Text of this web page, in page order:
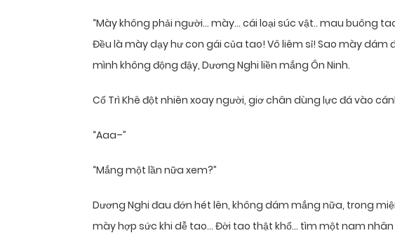
“Mày không phải người… mày… cái loại súc vật.. mau buông
Đều là mày dạy hư con gái của tao! Vô liêm sỉ! Sao mày dám
mình không động đậy, Dương Nghi liền mắng Ôn Ninh.
Cố Trì Khê đột nhiên xoay người, giơ chân dùng lực đá vào
“Aaa–”
“Mắng một lần nữa xem?”
Dương Nghi đau đớn hét lên, không dám mắng nữa, trong
mày hợp sức khi dễ tao… Đời tao thật khổ… tìm một nam